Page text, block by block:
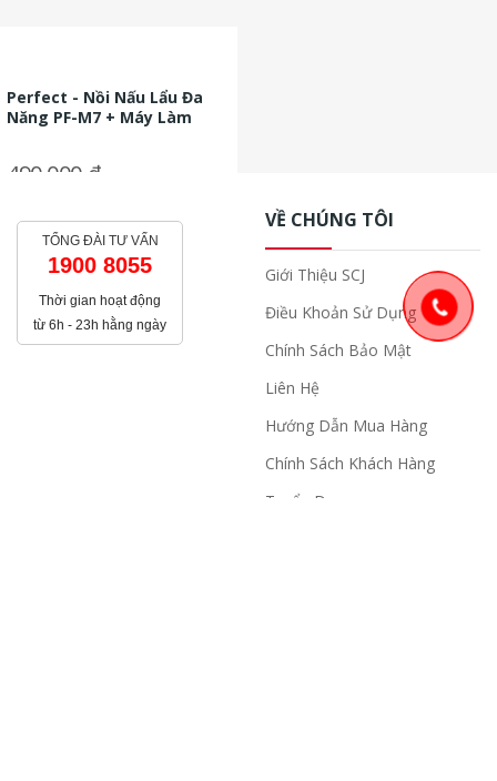
Perfect - Nồi Nấu Lẩu Đa
Năng PF-M7 + Máy Làm
490.000 ₫
TỔNG ĐÀI TƯ VẤN
1900 8055
Thời gian hoạt động
từ 6h - 23h hằng ngày
VỀ CHÚNG TÔI
Giới Thiệu SCJ
Điều Khoản Sử Dụng
Chính Sách Bảo Mật
Liên Hệ
Hướng Dẫn Mua Hàng
Chính Sách Khách Hàng
Tuyển Dụng